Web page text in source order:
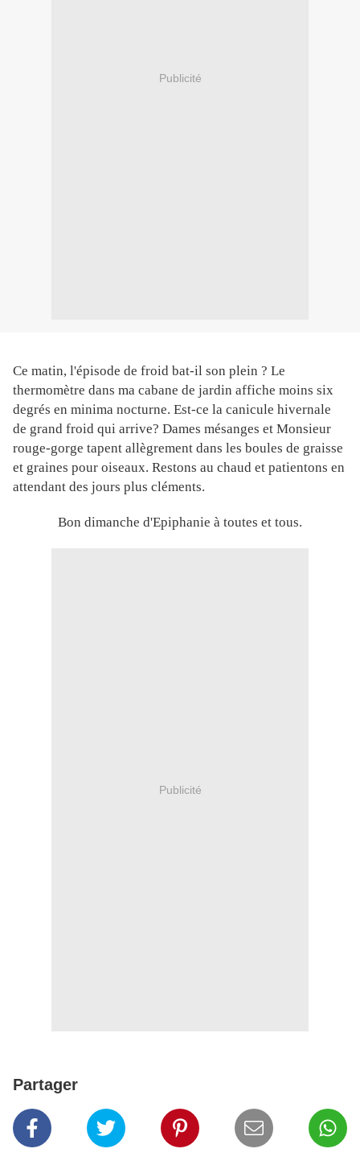
Publicité
Ce matin, l'épisode de froid bat-il son plein ? Le
thermomètre dans ma cabane de jardin affiche moins six
degrés en minima nocturne. Est-ce la canicule hivernale
de grand froid qui arrive? Dames mésanges et Monsieur
rouge-gorge tapent allègrement dans les boules de graisse
et graines pour oiseaux. Restons au chaud et patientons en
attendant des jours plus cléments.
Bon dimanche d'Epiphanie à toutes et tous.
Publicité
Partager